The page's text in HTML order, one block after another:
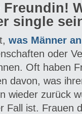
single
was Männer
oder
Oft haben
davon, was
wieder zurück
Fall ist. Frauen